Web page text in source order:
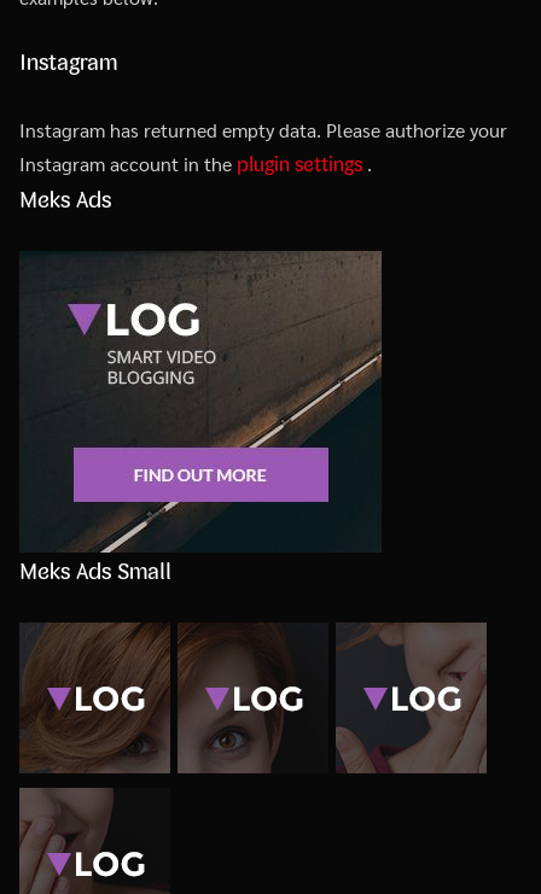
Instagram
Instagram has returned empty data. Please authorize your
Instagram account in the plugin settings .
Meks Ads
Meks Ads Small